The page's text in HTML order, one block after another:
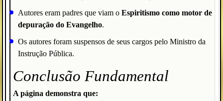
Autores eram padres que viam o Espiritismo como motor de
depuração do Evangelho.
Os autores foram suspensos de seus cargos pelo Ministro da
Instrução Pública.
Conclusão Fundamental
A página demonstra que: